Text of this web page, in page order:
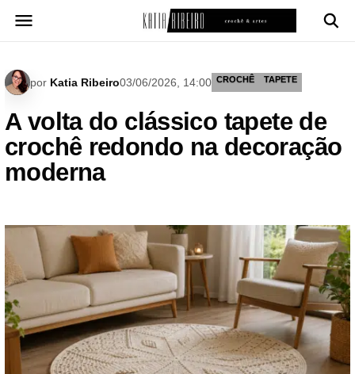
para
por Katia Ribeiro03/06/2026, 14:00 CROCHÊ TAPETE
A volta do clássico tapete de
crochê redondo na decoração
moderna